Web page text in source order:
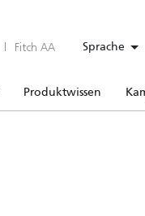
| Fitch AA Sprache
Produktwissen